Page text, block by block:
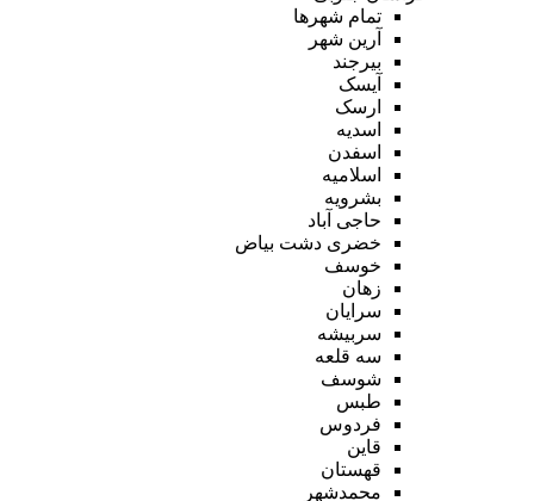
تمام شهر‌ها
آرین شهر
بیرجند
آیسک
ارسک
اسدیه
اسفدن
اسلامیه
بشرویه
حاجی آباد
خضری دشت بیاض
خوسف
زهان
سرایان
سربیشه
سه قلعه
شوسف
طبس
فردوس
قاین
قهستان
محمدشهر